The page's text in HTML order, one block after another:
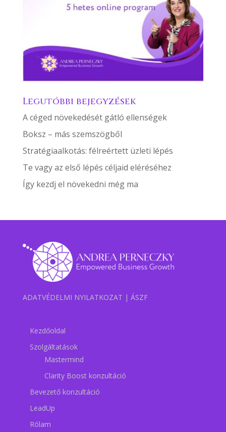
Legutóbbi bejegyzések
A céged növekedését gátló ellenségek
Boksz – más szemszögből
Stratégiaalkotás: félreértett üzleti lépés
Te vagy az első lépés céljaid eléréséhez
Így kezdj el növekedni még ma
ADATVÉDELMI NYILATKOZAT | ÁSZF
Kezdőoldal
Szolgáltatások
Mastermind
Clarity Boost konzultáció
Bevezető konzultáció
LeadUp
Rólam